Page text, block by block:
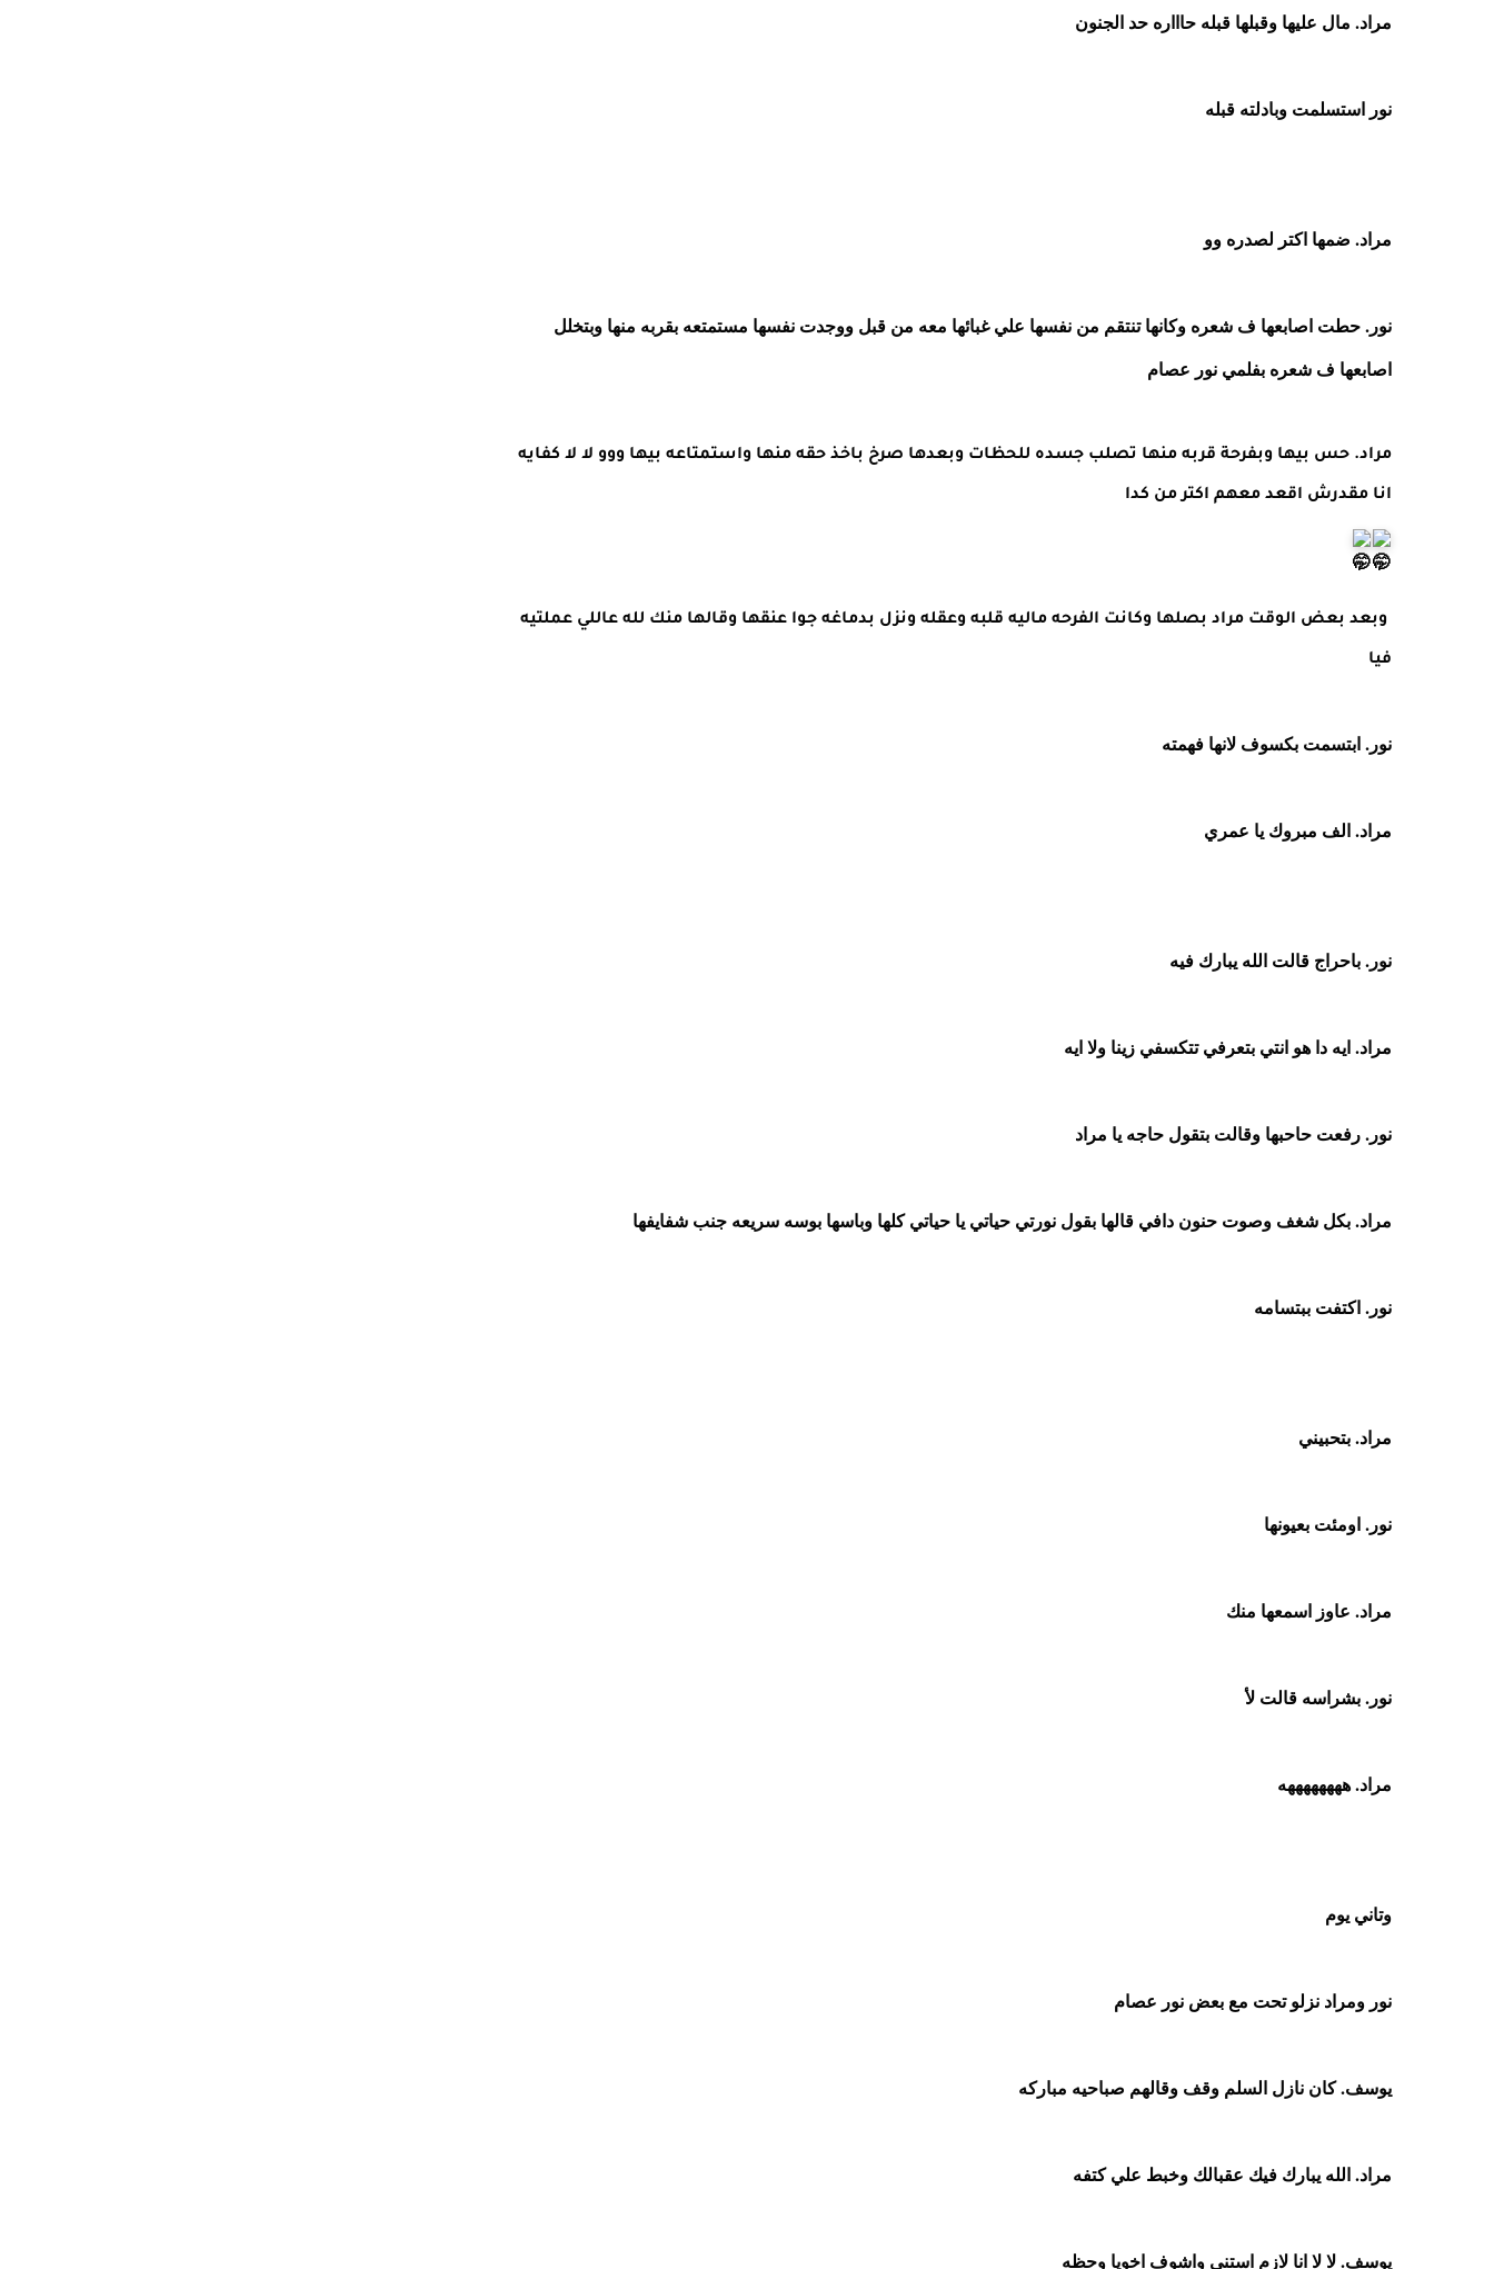
مراد. مال عليها وقبلها قبله حاااره حد الجنون
نور استسلمت وبادلته قبله
مراد. ضمها اكتر لصدره وو
نور. حطت اصابعها ف شعره وكانها تنتقم من نفسها علي غبائها معه من قبل ووجدت نفسها مستمتعه بقربه منها وبتخلل
اصابعها ف شعره بفلمي نور عصام
مراد. حس بيها وبفرحة قربه منها تصلب جسده للحظات وبعدها صرخ باخذ حقه منها واستمتاعه بيها ووو لا لا كفايه
انا مقدرش اقعد معهم اكتر من كدا
وبعد بعض الوقت مراد بصلها وكانت الفرحه ماليه قلبه وعقله ونزل بدماغه جوا عنقها وقالها منك لله عاللي عملتيه
فيا
نور. ابتسمت بكسوف لانها فهمته
مراد. الف مبروك يا عمري
نور. باحراج قالت الله يبارك فيه
مراد. ايه دا هو انتي بتعرفي تتكسفي زينا ولا ايه
نور. رفعت حاحبها وقالت بتقول حاجه يا مراد
مراد. بكل شغف وصوت حنون دافي قالها بقول نورتي حياتي يا حياتي كلها وباسها بوسه سريعه جنب شفايفها
نور. اكتفت ببتسامه
مراد. بتحبيني
نور. اومئت بعيونها
مراد. عاوز اسمعها منك
نور. بشراسه قالت لأ
مراد. ههههههههه
وتاني يوم
نور ومراد نزلو تحت مع بعض نور عصام
يوسف. كان نازل السلم وقف وقالهم صباحيه مباركه
مراد. الله يبارك فيك عقبالك وخبط علي كتفه
يوسف. لا لا انا لازم استني واشوف اخويا وحظه